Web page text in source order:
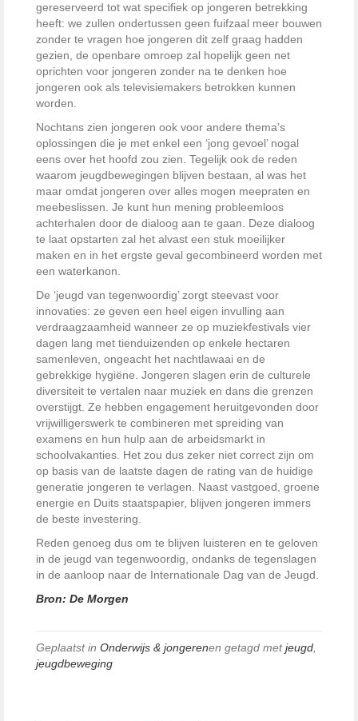
gereserveerd tot wat specifiek op jongeren betrekking
heeft: we zullen ondertussen geen fuifzaal meer bouwen
zonder te vragen hoe jongeren dit zelf graag hadden
gezien, de openbare omroep zal hopelijk geen net
oprichten voor jongeren zonder na te denken hoe
jongeren ook als televisiemakers betrokken kunnen
worden.
Nochtans zien jongeren ook voor andere thema’s
oplossingen die je met enkel een ‘jong gevoel’ nogal
eens over het hoofd zou zien. Tegelijk ook de reden
waarom jeugdbewegingen blijven bestaan, al was het
maar omdat jongeren over alles mogen meepraten en
meebeslissen. Je kunt hun mening probleemloos
achterhalen door de dialoog aan te gaan. Deze dialoog
te laat opstarten zal het alvast een stuk moeilijker
maken en in het ergste geval gecombineerd worden met
een waterkanon.
De ‘jeugd van tegenwoordig’ zorgt steevast voor
innovaties: ze geven een heel eigen invulling aan
verdraagzaamheid wanneer ze op muziekfestivals vier
dagen lang met tienduizenden op enkele hectaren
samenleven, ongeacht het nachtlawaai en de
gebrekkige hygiëne. Jongeren slagen erin de culturele
diversiteit te vertalen naar muziek en dans die grenzen
overstijgt. Ze hebben engagement heruitgevonden door
vrijwilligerswerk te combineren met spreiding van
examens en hun hulp aan de arbeidsmarkt in
schoolvakanties. Het zou dus zeker niet correct zijn om
op basis van de laatste dagen de rating van de huidige
generatie jongeren te verlagen. Naast vastgoed, groene
energie en Duits staatspapier, blijven jongeren immers
de beste investering.
Reden genoeg dus om te blijven luisteren en te geloven
in de jeugd van tegenwoordig, ondanks de tegenslagen
in de aanloop naar de Internationale Dag van de Jeugd.
Bron: De Morgen
Geplaatst in Onderwijs & jongerenen getagd metjeugd
jeugdbeweging